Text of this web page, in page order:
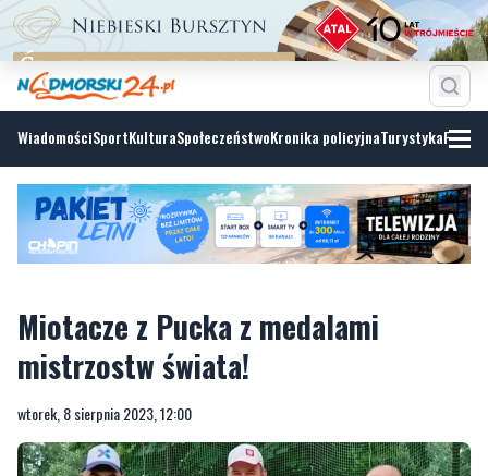
WiadomościSportKulturaSpołeczeństwoKronika policyjnaTurystyka
Miotacze z Pucka z medalami
wtorek, 8 sierpnia 2023, 12:00